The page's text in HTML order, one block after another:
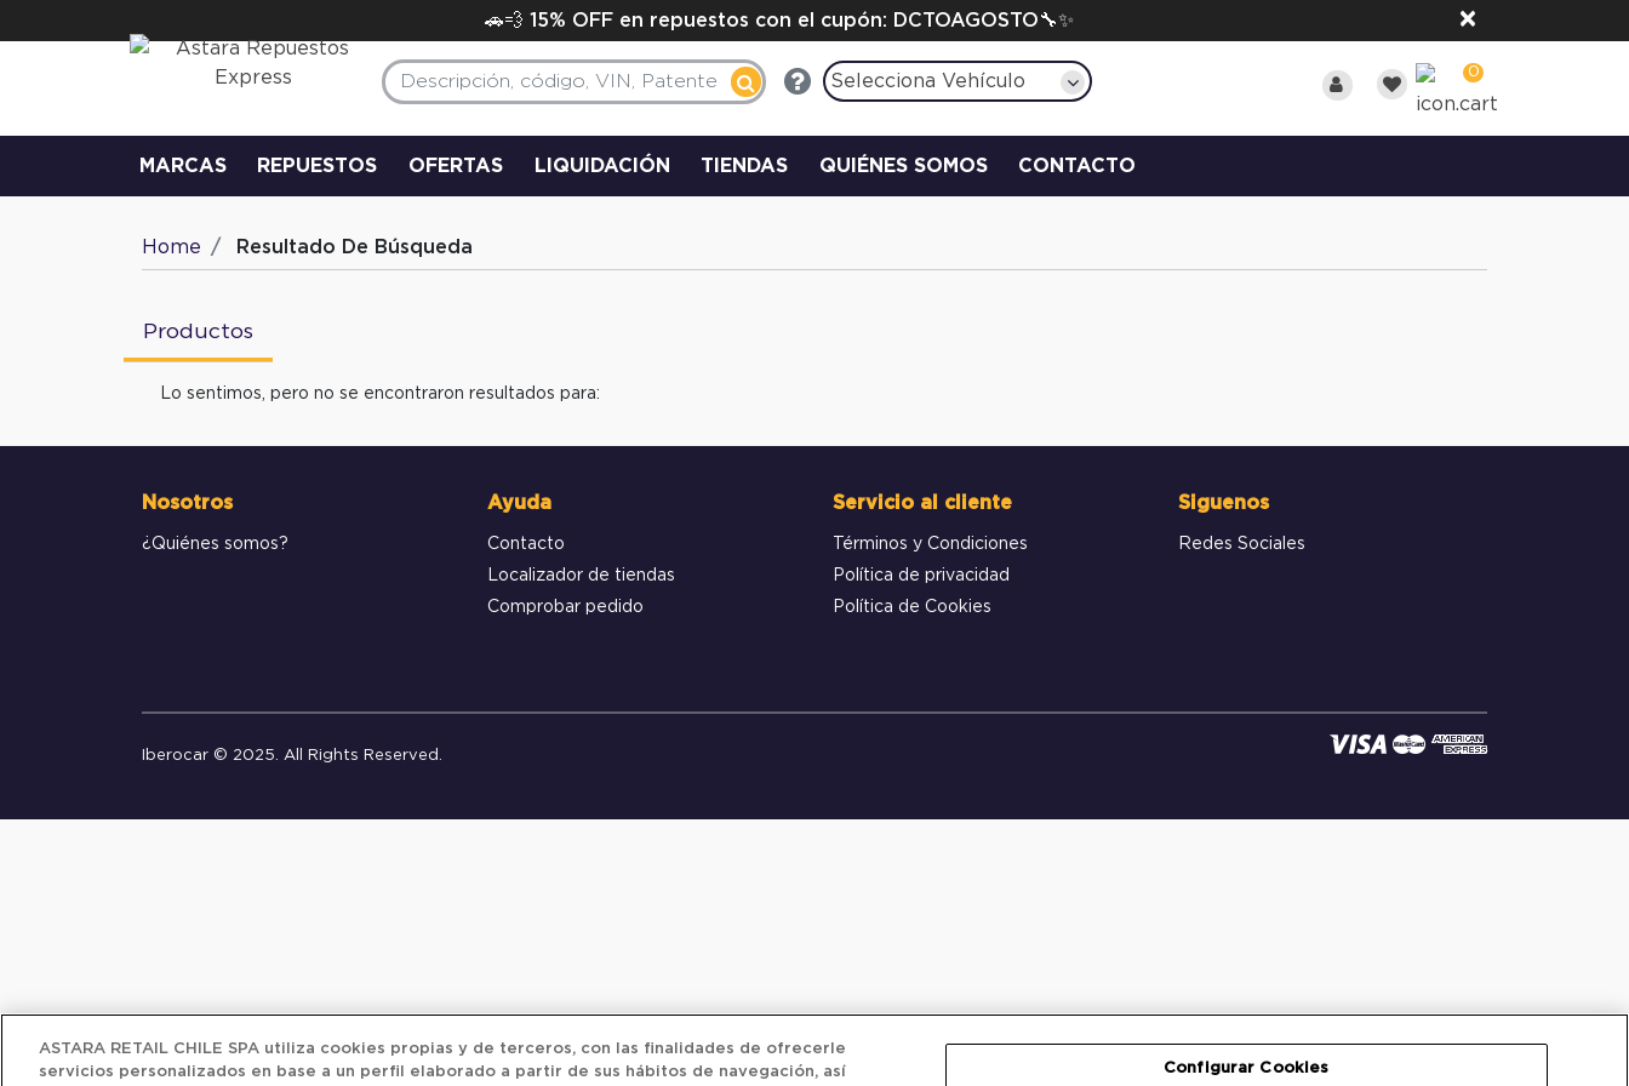
🚗💨 15% OFF en repuestos con el cupón: DCTOAGOSTO🔧✨ ×
Selecciona Vehículo 0
MARCAS REPUESTOS OFERTAS LIQUIDACIÓN TIENDAS QUIÉNES SOMOS CONTACTO
Home Resultado De Búsqueda
Productos
Lo sentimos, pero no se encontraron resultados para:
Nosotros
¿Quiénes somos?
Ayuda
Contacto
Localizador de tiendas
Comprobar pedido
Servicio al cliente
Términos y Condiciones
Política de privacidad
Política de Cookies
Siguenos
Redes Sociales
Iberocar © 2025. All Rights Reserved.
ASTARA RETAIL CHILE SPA utiliza cookies propias y de terceros, con las finalidades de ofrecerle
servicios personalizados en base a un perfil elaborado a partir de sus hábitos de navegación, así
Configurar Cookies